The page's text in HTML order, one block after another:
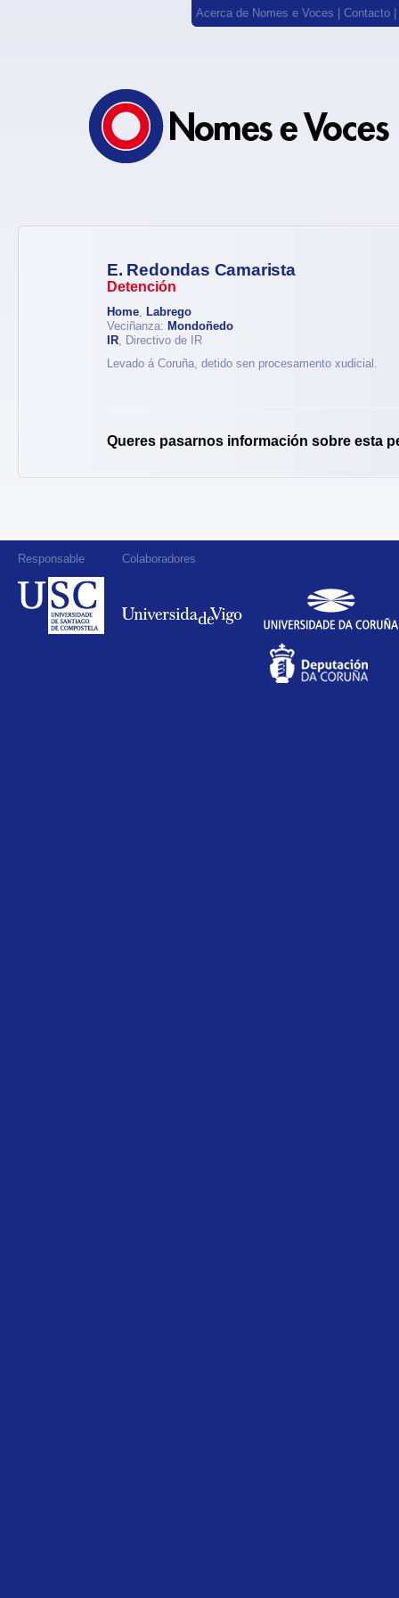
Acerca de Nomes e Voces Contacto
E. Redondas Camarista
Detención
Home, Labrego
Veciñanza: Mondoñedo
IR, Directivo de IR
Levado á Coruña, detido sen procesamento xudicial.
Queres pasarnos información sobre esta
Responsable Colaboradores